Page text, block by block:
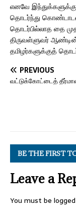
எனவே
தொடர்ந்து
தொடர்பில்லாத தை
திருவள்ளுவர்
தமிழர்களுக்குத்
PREVIOUS
வட்டுக்கோட்டைத்
BE THE FIRST
Leave a
You must be